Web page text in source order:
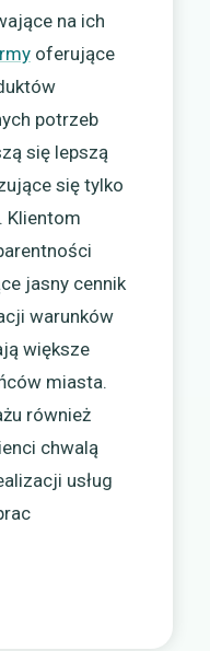
na ich
oferujące
potrzeb
się lepszą
się tylko
Klientom
jasny cennik
warunków
większe
miasta.
również
chwalą
usług